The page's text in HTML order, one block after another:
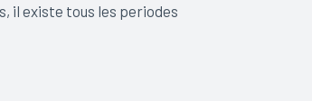
il existe tous les periodes